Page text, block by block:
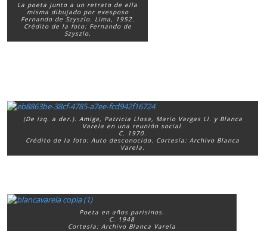
La poeta junto a un retrato de ella
misma dibujado por exesposo
Fernando de Szyszlo. Lima, 1952.
Crédito de la foto: Fernando de
Szyszlo.
(De izq. a der.). Amiga, Patricia Llosa, Mario Vargas Ll. y Blanca
Varela en una reunión social.
C. 1970.
Crédito de la foto: Auto desconocido. Cortesía: Archivo Blanca
Varela.
Poeta en años parisinos.
C. 1948
Cortesía: Archivo Blanca Varela